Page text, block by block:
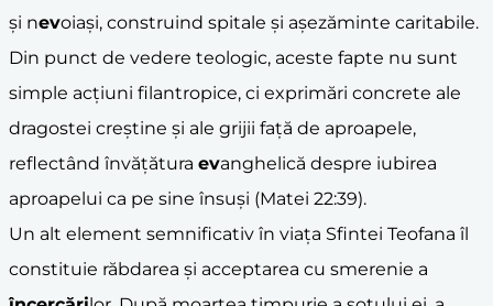
și nevoiași, construind spitale și așezăminte caritabile.
Din punct de vedere teologic, aceste fapte nu sunt
simple acțiuni filantropice, ci exprimări concrete ale
dragostei creștine și ale grijii față de aproapele,
reflectând învățătura evanghelică despre iubirea
aproapelui ca pe sine însuși (Matei 22:39).
Un alt element semnificativ în viața Sfintei Teofana îl
constituie răbdarea și acceptarea cu smerenie a